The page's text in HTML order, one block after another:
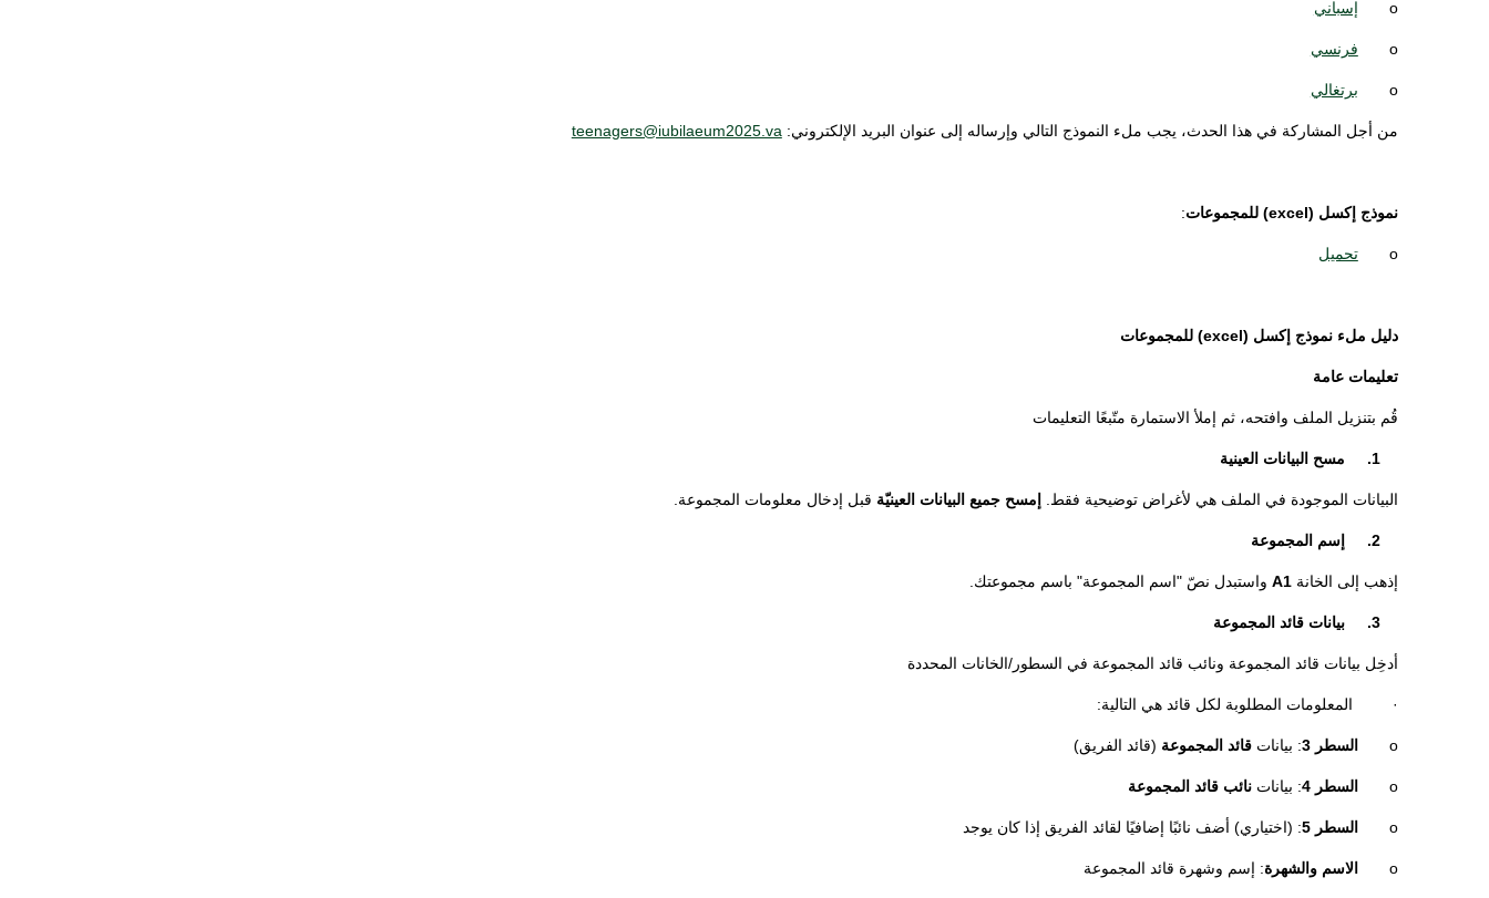
o إسباني
o فرنسي
o برتغالي
من أجل المشاركة في هذا الحدث، يجب ملء النموذج التالي وإرساله إلى عنوان البريد الإلكتروني: teenagers@iubilaeum2025.va
نموذج إكسل (excel) للمجموعات :
o تحميل
دليل ملء نموذج إكسل (excel) للمجموعات
تعليمات عامة
قُم بتنزيل الملف وافتحه، ثم إملأ الاستمارة متّبعًا التعليمات
1. مسح البيانات العينية
البيانات الموجودة في الملف هي لأغراض توضيحية فقط. إمسح جميع البيانات العينيّة قبل إدخال معلومات المجموعة.
2. إسم المجموعة
إذهب إلى الخانةA1 واستبدل نصّ "اسم المجموعة" باسم مجموعتك.
3. بيانات قائد المجموعة
أدخِل بيانات قائد المجموعة ونائب قائد المجموعة في السطور/الخانات المحددة
· المعلومات المطلوبة لكل قائد هي التالية:
o السطر 3 : بياناتقائد المجموعة (قائد الفريق)
o السطر 4 : بياناتنائب قائد المجموعة
o السطر 5 : (اختياري) أضف نائبًا إضافيًا لقائد الفريق إذا كان يوجد
o الاسم والشهرة: إسم وشهرة قائد المجموعة